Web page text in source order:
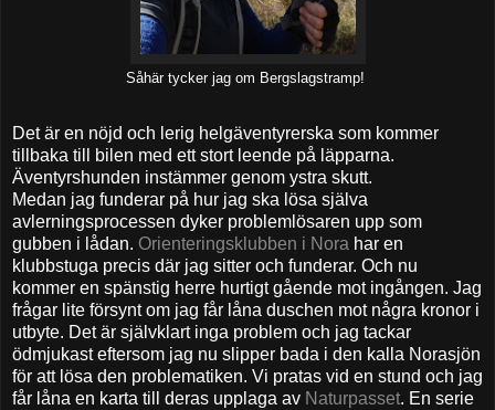
Såhär tycker jag om Bergslagstramp!
Det är en nöjd och lerig helgäventyrerska som kommer
tillbaka till bilen med ett stort leende på läpparna.
Äventyrshunden instämmer genom ystra skutt.
Medan jag funderar på hur jag ska lösa själva
avlerningsprocessen dyker problemlösaren upp som
gubben i lådan. Orienteringsklubben i Nora har en
klubbstuga precis där jag sitter och funderar. Och nu
kommer en spänstig herre hurtigt gående mot ingången. Jag
frågar lite försynt om jag får låna duschen mot några kronor i
utbyte. Det är självklart inga problem och jag tackar
ödmjukast eftersom jag nu slipper bada i den kalla Norasjön
för att lösa den problematiken. Vi pratas vid en stund och jag
får låna en karta till deras upplaga av Naturpasset. En serie